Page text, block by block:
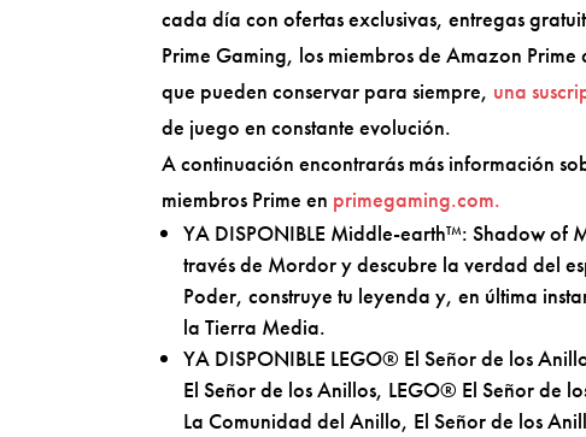
cada día con ofertas exclusivas, entregas
Prime Gaming, los miembros de Amazon
que pueden conservar para siempre, una
de juego en constante evolución.
A continuación encontrarás más información
miembros Prime en primegaming.com.
YA DISPONIBLE Middle-earth™: Shadow
través de Mordor y descubre la verdad del
Poder, construye tu leyenda y, en última
la Tierra Media.
YA DISPONIBLE LEGO® El Señor de los
El Señor de los Anillos, LEGO® El Señor de
La Comunidad del Anillo, El Señor de los